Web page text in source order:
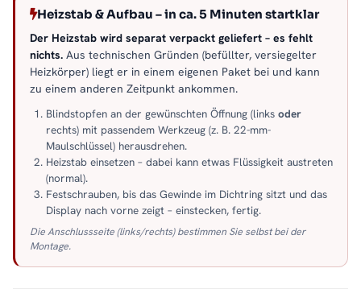
Heizstab & Aufbau – in ca. 5 Minuten startklar
Der Heizstab wird separat verpackt geliefert – es fehlt
nichts. Aus technischen Gründen (befüllter, versiegelter
Heizkörper) liegt er in einem eigenen Paket bei und kann
zu einem anderen Zeitpunkt ankommen.
Blindstopfen an der gewünschten Öffnung (links oder
rechts) mit passendem Werkzeug (z. B. 22-mm-
Maulschlüssel) herausdrehen.
Heizstab einsetzen – dabei kann etwas Flüssigkeit austreten
(normal).
Festschrauben, bis das Gewinde im Dichtring sitzt und das
Display nach vorne zeigt – einstecken, fertig.
Die Anschlussseite (links/rechts) bestimmen Sie selbst bei der
Montage.